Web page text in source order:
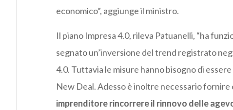
economico”, aggiunge il ministro.
Il piano Impresa 4.0, rileva Patuanelli, “ha
segnato un’inversione del trend registrato
4.0. Tuttavia le misure hanno bisogno di
New Deal. Adesso è inoltre necessario
imprenditore rincorrere il rinnovo delle